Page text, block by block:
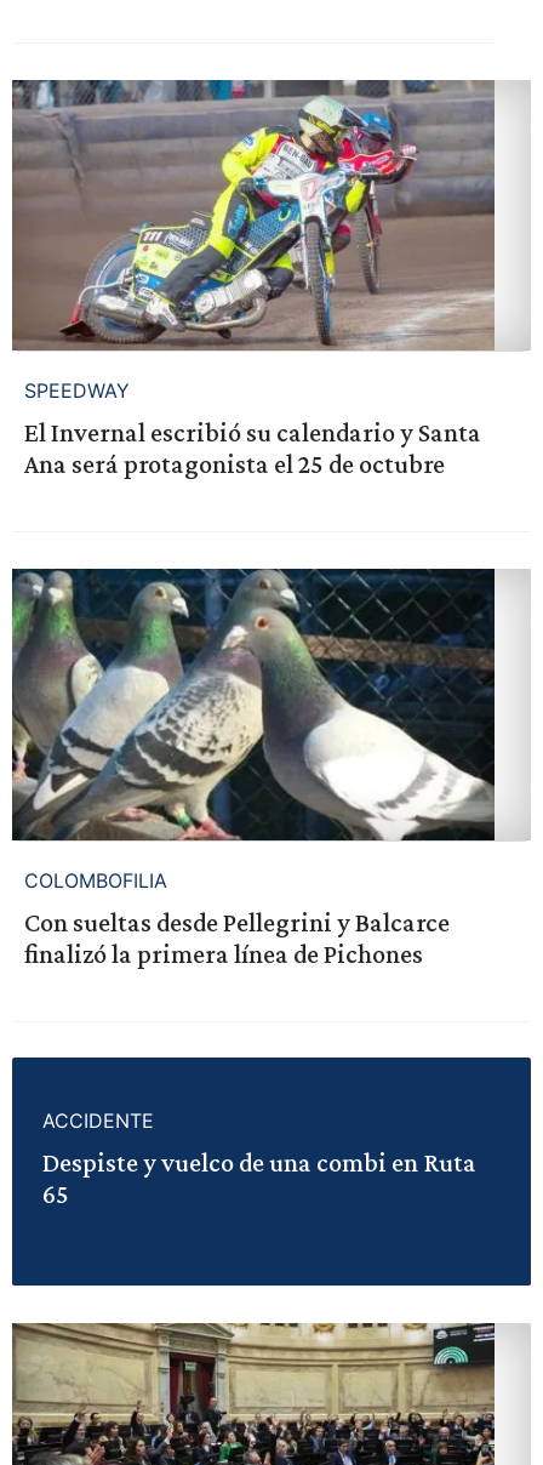
SPEEDWAY
El Invernal escribió su calendario y Santa
Ana será protagonista el 25 de octubre
COLOMBOFILIA
Con sueltas desde Pellegrini y Balcarce
finalizó la primera línea de Pichones
ACCIDENTE
Despiste y vuelco de una combi en Ruta
65